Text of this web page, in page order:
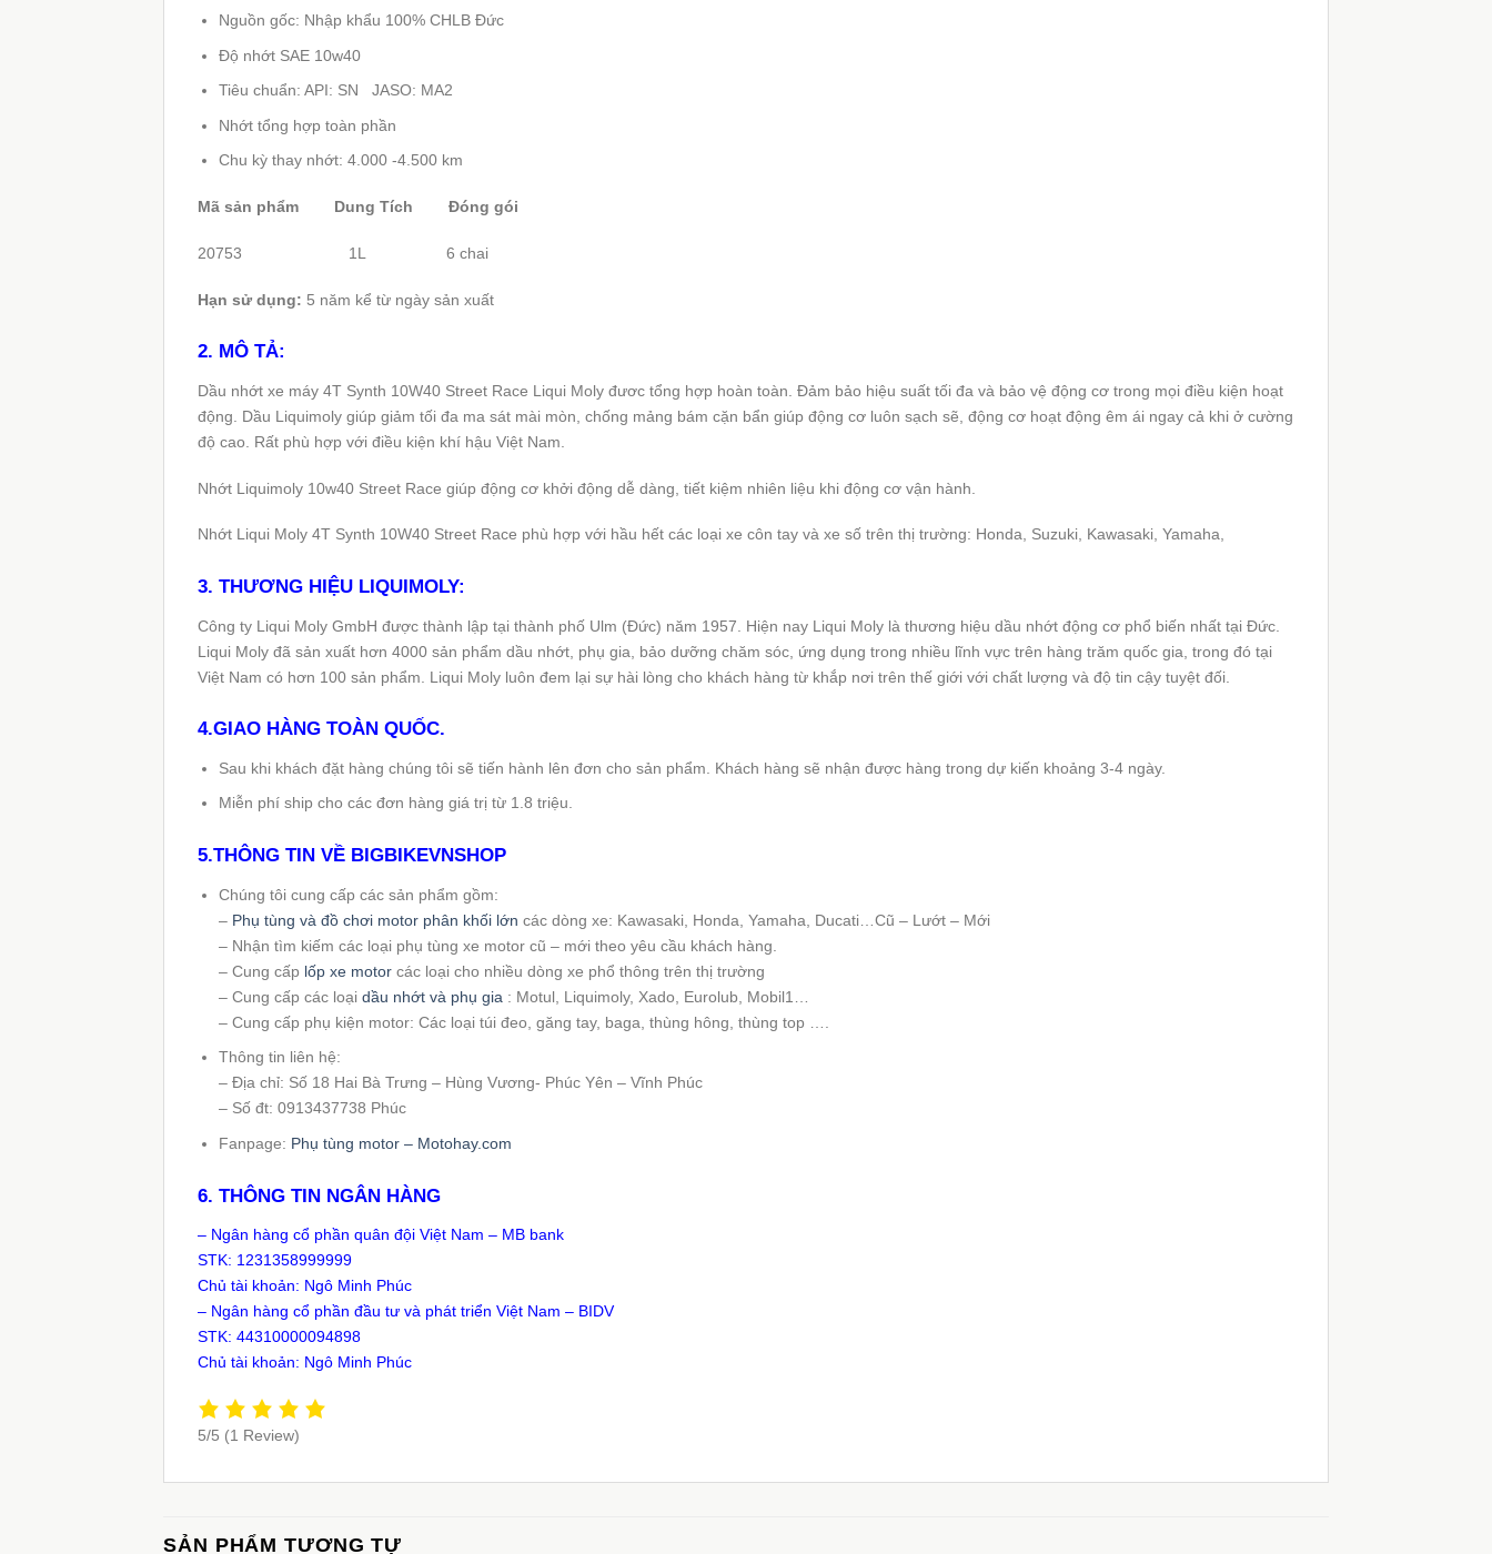
Nguồn gốc: Nhập khẩu 100% CHLB Đức
Độ nhớt SAE 10w40
Tiêu chuẩn: API: SN JASO: MA2
Nhớt tổng hợp toàn phần
Chu kỳ thay nhớt: 4.000 -4.500 km
Mã sản phẩm Dung Tích Đóng gói
20753 1L 6 chai
Hạn sử dụng: 5 năm kể từ ngày sản xuất
2. MÔ TẢ:
Dầu nhớt xe máy 4T Synth 10W40 Street Race Liqui Moly đươc tổng hợp hoàn toàn. Đảm bảo hiệu suất tối đa và bảo vệ động cơ trong mọi điều kiện hoạt
động. Dầu Liquimoly giúp giảm tối đa ma sát mài mòn, chống mảng bám cặn bẩn giúp động cơ luôn sạch sẽ, động cơ hoạt động êm ái ngay cả khi ở cường
độ cao. Rất phù hợp với điều kiện khí hậu Việt Nam.
Nhớt Liquimoly 10w40 Street Race giúp động cơ khởi động dễ dàng, tiết kiệm nhiên liệu khi động cơ vận hành.
Nhớt Liqui Moly 4T Synth 10W40 Street Race phù hợp với hầu hết các loại xe côn tay và xe số trên thị trường: Honda, Suzuki, Kawasaki, Yamaha,
3. THƯƠNG HIỆU LIQUIMOLY:
Công ty Liqui Moly GmbH được thành lập tại thành phố Ulm (Đức) năm 1957. Hiện nay Liqui Moly là thương hiệu dầu nhớt động cơ phổ biến nhất tại Đức.
Liqui Moly đã sản xuất hơn 4000 sản phẩm dầu nhớt, phụ gia, bảo dưỡng chăm sóc, ứng dụng trong nhiều lĩnh vực trên hàng trăm quốc gia, trong đó tại
Việt Nam có hơn 100 sản phẩm. Liqui Moly luôn đem lại sự hài lòng cho khách hàng từ khắp nơi trên thế giới với chất lượng và độ tin cậy tuyệt đối.
4.GIAO HÀNG TOÀN QUỐC.
Sau khi khách đặt hàng chúng tôi sẽ tiến hành lên đơn cho sản phẩm. Khách hàng sẽ nhận được hàng trong dự kiến khoảng 3-4 ngày.
Miễn phí ship cho các đơn hàng giá trị từ 1.8 triệu.
5.THÔNG TIN VỀ BIGBIKEVNSHOP
Chúng tôi cung cấp các sản phẩm gồm:
– Phụ tùng và đồ chơi motor phân khối lớn các dòng xe: Kawasaki, Honda, Yamaha, Ducati…Cũ – Lướt – Mới
– Nhận tìm kiếm các loại phụ tùng xe motor cũ – mới theo yêu cầu khách hàng.
– Cung cấp lốp xe motorcác loại cho nhiều dòng xe phổ thông trên thị trường
– Cung cấp các loại dầu nhớt và phụ gia : Motul, Liquimoly, Xado, Eurolub, Mobil1…
– Cung cấp phụ kiện motor: Các loại túi đeo, găng tay, baga, thùng hông, thùng top ….
Thông tin liên hệ:
– Địa chỉ: Số 18 Hai Bà Trưng – Hùng Vương- Phúc Yên – Vĩnh Phúc
– Số đt: 0913437738 Phúc
Fanpage: Phụ tùng motor – Motohay.com
6. THÔNG TIN NGÂN HÀNG
– Ngân hàng cổ phần quân đội Việt Nam – MB bank
STK: 1231358999999
Chủ tài khoản: Ngô Minh Phúc
– Ngân hàng cổ phần đầu tư và phát triển Việt Nam – BIDV
STK: 44310000094898
Chủ tài khoản: Ngô Minh Phúc
5/5 (1 Review)
SẢN PHẨM TƯƠNG TỰ